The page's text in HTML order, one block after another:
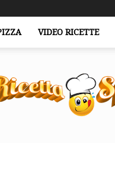
VIDEO RICETTE